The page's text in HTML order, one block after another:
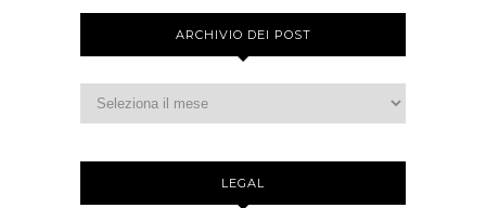
ARCHIVIO DEI POST
LEGAL